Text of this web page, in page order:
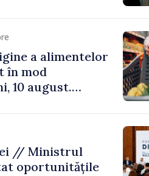
a alimentelor
în mod
10 august.
// Ministrul
oportunitățile